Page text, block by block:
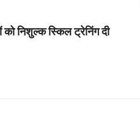
निशुल्क स्किल ट्रेनिंग दी